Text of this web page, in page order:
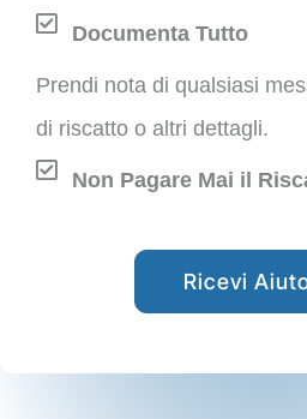
Documenta Tutto
Prendi nota di qualsiasi
di riscatto o altri dettagli.
Non Pagare Mai il
Ricevi